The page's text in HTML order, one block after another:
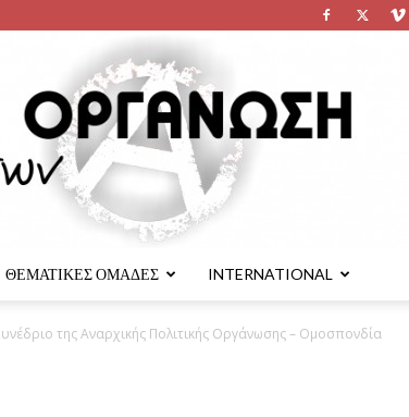
ΘΕΜΑΤΙΚΕΣ ΟΜΑΔΕΣ INTERNATIONAL
της Αναρχικής Πολιτικής Οργάνωσης – Ομοσπονδία